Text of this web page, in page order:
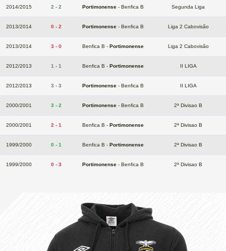
2014/2015 2 - 2 Portimonense- Benfica B Segunda Liga
2013/2014 0 - 2 Portimonense- Benfica B Liga 2 Cabovisão
2013/2014 3 - 0 Benfica B - Portimonense Liga 2 Cabovisão
2012/2013 1 - 1 Benfica B - Portimonense II LIGA
2012/2013 3 - 3 Portimonense- Benfica B II LIGA
2000/2001 3 - 2 Portimonense- Benfica B 2ª Divisao B
2000/2001 2 - 1 Benfica B - Portimonense 2ª Divisao B
1999/2000 0 - 1 Benfica B - Portimonense 2ª Divisao B
1999/2000 0 - 3 Portimonense- Benfica B 2ª Divisao B